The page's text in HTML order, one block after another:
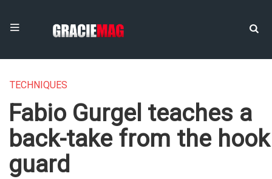
TECHNIQUES
Fabio Gurgel teaches a
back-take from the hook
guard